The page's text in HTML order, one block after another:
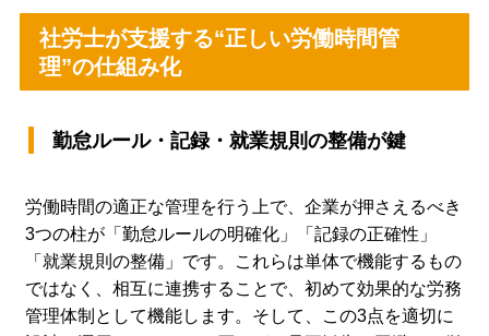
社労士が支援する“正しい労働時間管
理”の仕組み化
勤怠ルール・記録・就業規則の整備が鍵
労働時間の適正な管理を行う上で、企業が押さえるべき
3つの柱が「勤怠ルールの明確化」「記録の正確性」
「就業規則の整備」です。これらは単体で機能するもの
ではなく、相互に連携することで、初めて効果的な労務
管理体制として機能します。そして、この3点を適切に